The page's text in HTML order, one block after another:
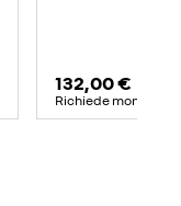
132,00 €
Richiede montaggio